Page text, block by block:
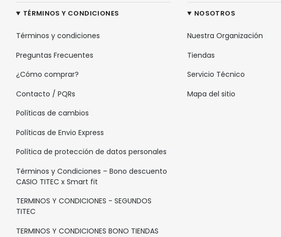
TÉRMINOS Y CONDICIONES
Términos y condiciones
Preguntas Frecuentes
¿Cómo comprar?
Contacto / PQRs
Políticas de cambios
Políticas de Envio Express
Política de protección de datos personales
Términos y Condiciones – Bono descuento
CASIO TITEC x Smart fit
TERMINOS Y CONDICIONES - SEGUNDOS
TITEC
TERMINOS Y CONDICIONES BONO TIENDAS
NOSOTROS
Nuestra Organización
Tiendas
Servicio Técnico
Mapa del sitio